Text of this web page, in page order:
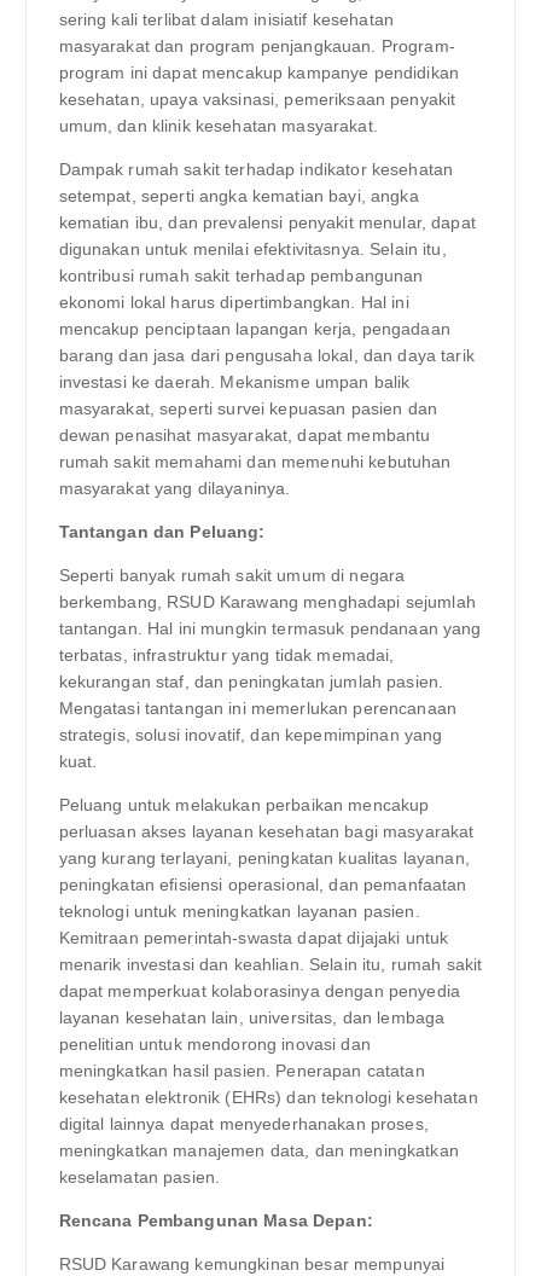
sering kali terlibat dalam inisiatif kesehatan
masyarakat dan program penjangkauan. Program-
program ini dapat mencakup kampanye pendidikan
kesehatan, upaya vaksinasi, pemeriksaan penyakit
umum, dan klinik kesehatan masyarakat.
Dampak rumah sakit terhadap indikator kesehatan
setempat, seperti angka kematian bayi, angka
kematian ibu, dan prevalensi penyakit menular, dapat
digunakan untuk menilai efektivitasnya. Selain itu,
kontribusi rumah sakit terhadap pembangunan
ekonomi lokal harus dipertimbangkan. Hal ini
mencakup penciptaan lapangan kerja, pengadaan
barang dan jasa dari pengusaha lokal, dan daya tarik
investasi ke daerah. Mekanisme umpan balik
masyarakat, seperti survei kepuasan pasien dan
dewan penasihat masyarakat, dapat membantu
rumah sakit memahami dan memenuhi kebutuhan
masyarakat yang dilayaninya.
Tantangan dan Peluang:
Seperti banyak rumah sakit umum di negara
berkembang, RSUD Karawang menghadapi sejumlah
tantangan. Hal ini mungkin termasuk pendanaan yang
terbatas, infrastruktur yang tidak memadai,
kekurangan staf, dan peningkatan jumlah pasien.
Mengatasi tantangan ini memerlukan perencanaan
strategis, solusi inovatif, dan kepemimpinan yang
kuat.
Peluang untuk melakukan perbaikan mencakup
perluasan akses layanan kesehatan bagi masyarakat
yang kurang terlayani, peningkatan kualitas layanan,
peningkatan efisiensi operasional, dan pemanfaatan
teknologi untuk meningkatkan layanan pasien.
Kemitraan pemerintah-swasta dapat dijajaki untuk
menarik investasi dan keahlian. Selain itu, rumah sakit
dapat memperkuat kolaborasinya dengan penyedia
layanan kesehatan lain, universitas, dan lembaga
penelitian untuk mendorong inovasi dan
meningkatkan hasil pasien. Penerapan catatan
kesehatan elektronik (EHRs) dan teknologi kesehatan
digital lainnya dapat menyederhanakan proses,
meningkatkan manajemen data, dan meningkatkan
keselamatan pasien.
Rencana Pembangunan Masa Depan:
RSUD Karawang kemungkinan besar mempunyai